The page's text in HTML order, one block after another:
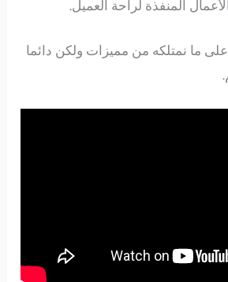
المنفذة لراحة العميل.
ما نمتلكه من مميزات ولكن دائما